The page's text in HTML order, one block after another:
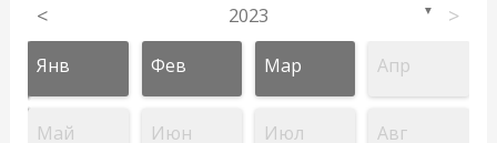
< 2023 ▼ >
Янв Фев Мар Апр
Май Июн Июл Авг